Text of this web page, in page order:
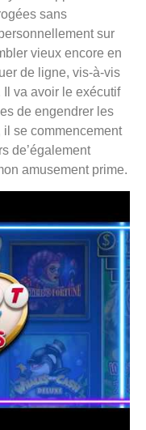
sans
sur
vieux encore en
de ligne, vis-à-vis
Il va avoir le exécutif
de engendrer les
se commencement
de’également
amusement prime.